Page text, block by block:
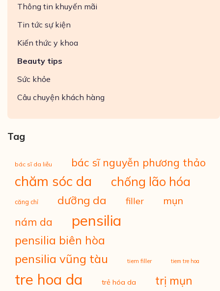
Thông tin khuyến mãi
Tin tức sự kiện
Kiến thức y khoa
Beauty tips
Sức khỏe
Câu chuyện khách hàng
Tag
bác sĩ da liễu bác sĩ nguyễn phương thảo
chăm sóc da chống lão hóa
căng chỉ dưỡng da filler mụn
nám da pensilia
pensilia biên hòa
pensilia vũng tàu tiem filler tiem tre hoa
tre hoa da trẻ hóa da trị mụn